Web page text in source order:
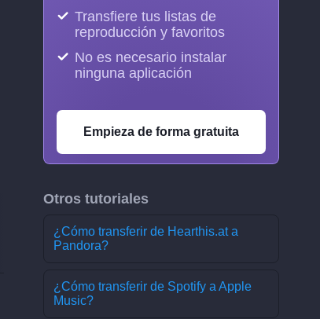
Transfiere tus listas de
reproducción y favoritos
No es necesario instalar
ninguna aplicación
Empieza de forma gratuita
Otros tutoriales
¿Cómo transferir de Hearthis.at a
Pandora?
¿Cómo transferir de Spotify a Apple
Music?